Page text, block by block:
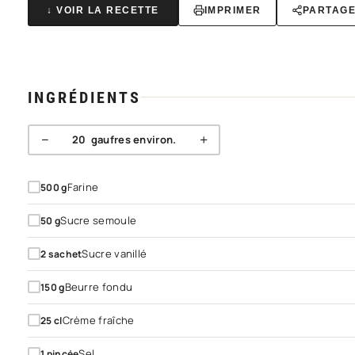
↓ VOIR LA RECETTE IMPRIMER
INGRÉDIENTS
− 20 gaufres environ. +
500gFarine
50 gSucre semoule
2sachetSucre vanillé
150gBeurre fondu
25clCrème fraîche